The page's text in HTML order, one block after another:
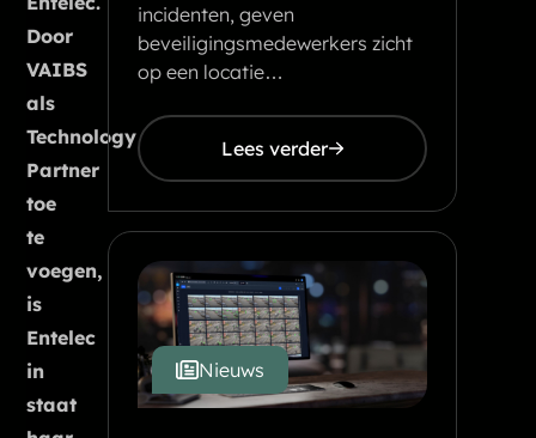
Door
VAIBS
als
Technology
Partner
toe
te
voegen,
is
Entelec
in
staat
incidenten, geven
beveiligingsmedewerkers zicht
op een locatie…
Lees verder
Nieuws